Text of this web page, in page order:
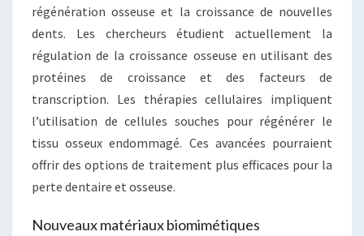
régénération osseuse et la croissance de nouvelles
dents. Les chercheurs étudient actuellement la
régulation de la croissance osseuse en utilisant des
protéines de croissance et des facteurs de
transcription. Les thérapies cellulaires impliquent
l’utilisation de cellules souches pour régénérer le
tissu osseux endommagé. Ces avancées pourraient
offrir des options de traitement plus efficaces pour la
perte dentaire et osseuse.
Nouveaux matériaux biomimétiques